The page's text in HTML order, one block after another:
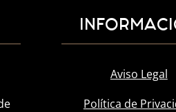
Aviso Legal
Política de